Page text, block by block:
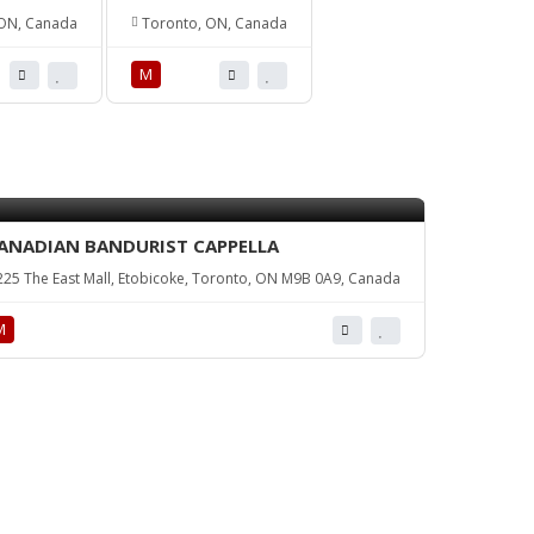
Canada Toronto, ON, Canada
М
BANDURIST CAPPELLA
The East Mall, Etobicoke, Toronto, ON M9B 0A9, Canada